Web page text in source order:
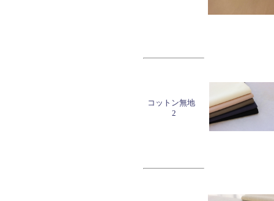
コットン無地
2